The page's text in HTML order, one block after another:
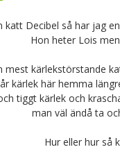
katt Decibel så har jag
Hon heter Lois
mest kärlekstörstande
kärlek här hemma
tiggt kärlek och
man väl ändå ta
Hur eller hur så